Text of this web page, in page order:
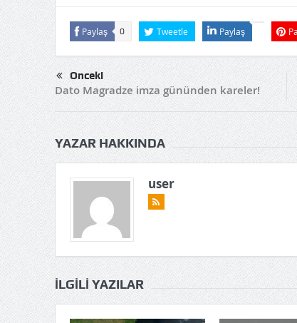
Paylaş 0 Tweetle Paylaş
Önceki
Dato Magradze imza gününden kareler!
YAZAR HAKKINDA
user
İLGILI YAZILAR